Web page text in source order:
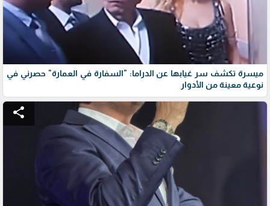
ميسرة تكشف سر غيابها عن الدراما: "السفارة في العمارة" حصرني في
نوعية معينة من الأدوار
share